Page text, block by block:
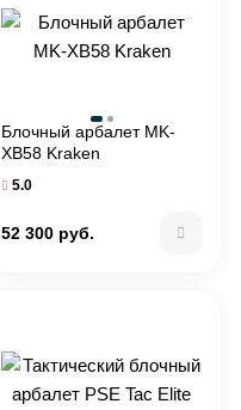
Блочный арбалет MK-
XB58 Kraken
5.0
52 300 руб.